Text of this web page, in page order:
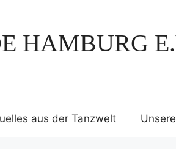
HAMBURG
aus der Tanzwelt